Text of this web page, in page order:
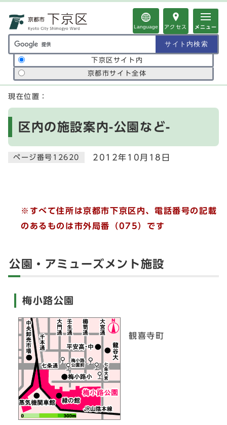
Language アクセス メニュー
サイト内検索の範囲
下京区サイト内
京都市サイト全体
ここから本文です
現在位置：
区内の施設案内-公園など-
ページ番号12620 2012年10月18日
※すべて住所は京都市下京区内、電話番号の記載
のあるものは市外局番（075）です
公園・アミューズメント施設
梅小路公園
観喜寺町